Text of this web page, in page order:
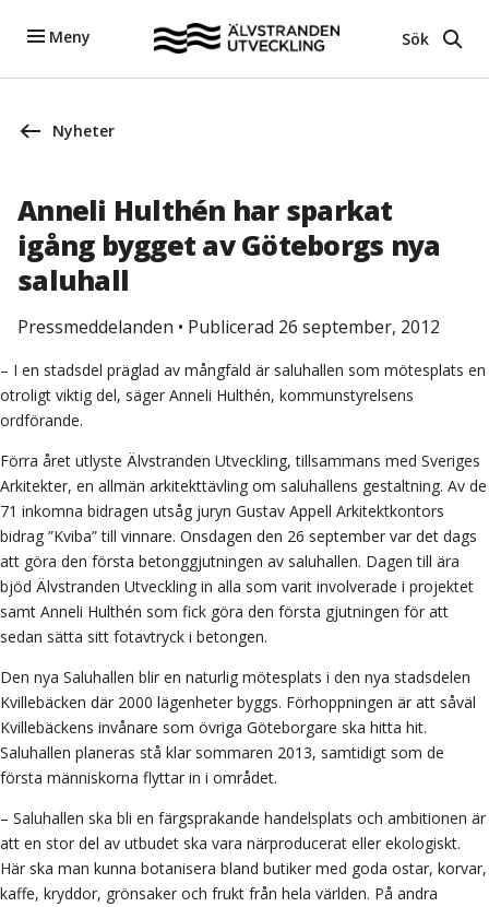
Meny Sök
Nyheter
Anneli Hulthén har sparkat
igång bygget av Göteborgs nya
saluhall
Pressmeddelanden • Publicerad 26 september, 2012
– I en stadsdel präglad av mångfald är saluhallen som mötesplats en
otroligt viktig del, säger Anneli Hulthén, kommunstyrelsens
ordförande.
Förra året utlyste Älvstranden Utveckling, tillsammans med Sveriges
Arkitekter, en allmän arkitekttävling om saluhallens gestaltning. Av de
71 inkomna bidragen utsåg juryn Gustav Appell Arkitektkontors
bidrag ”Kviba” till vinnare. Onsdagen den 26 september var det dags
att göra den första betonggjutningen av saluhallen. Dagen till ära
bjöd Älvstranden Utveckling in alla som varit involverade i projektet
samt Anneli Hulthén som fick göra den första gjutningen för att
sedan sätta sitt fotavtryck i betongen.
Den nya Saluhallen blir en naturlig mötesplats i den nya stadsdelen
Kvillebäcken där 2000 lägenheter byggs. Förhoppningen är att såväl
Kvillebäckens invånare som övriga Göteborgare ska hitta hit.
Saluhallen planeras stå klar sommaren 2013, samtidigt som de
första människorna flyttar in i området.
– Saluhallen ska bli en färgsprakande handelsplats och ambitionen är
att en stor del av utbudet ska vara närproducerat eller ekologiskt.
Här ska man kunna botanisera bland butiker med goda ostar, korvar,
kaffe, kryddor, grönsaker och frukt från hela världen. På andra